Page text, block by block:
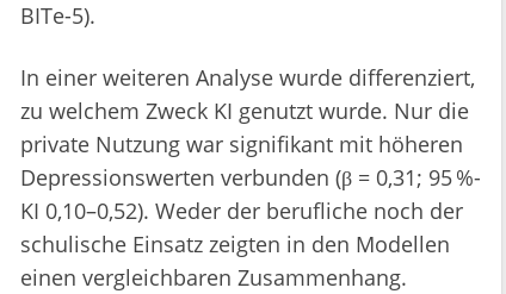
BITe-5).
In einer weiteren Analyse wurde differenziert,
zu welchem Zweck KI genutzt wurde. Nur die
private Nutzung war signifikant mit höheren
Depressionswerten verbunden (β = 0,31; 95 %-
KI 0,10–0,52). Weder der berufliche noch der
schulische Einsatz zeigten in den Modellen
einen vergleichbaren Zusammenhang.